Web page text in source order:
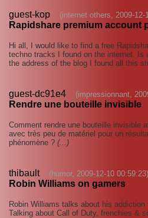
guest-kop (internet others, 2009-12-
Rapidshare premium account
Hi all, I would like to find a free
techno tracks I found on the internet. Is
the address of the blog I found all this
guest-dc91e4 (impressionnant,
Rendre une bouteille invisible
Comment rendre une bouteille invisible
avec très peu de matériel pour un
phénomène ? (...)
thibault (humor, 2009-12-10 00:59:23)
Robin Williams on gamers
Robin Williams talks about his
Talking about Call of Duty, frenchies &